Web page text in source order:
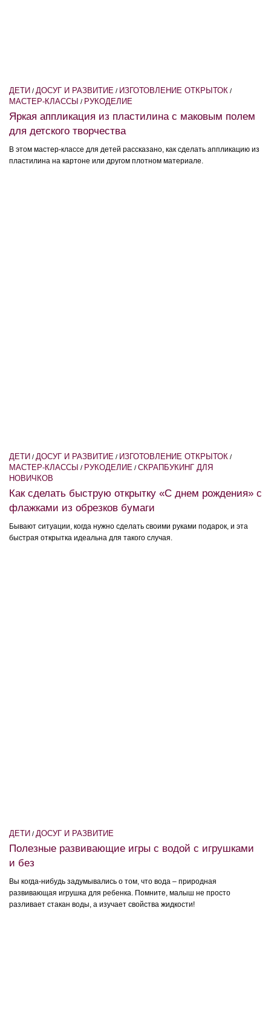
ДЕТИ / ДОСУГ И РАЗВИТИЕ / ИЗГОТОВЛЕНИЕ ОТКРЫТОК /
МАСТЕР-КЛАССЫ / РУКОДЕЛИЕ
Яркая аппликация из пластилина с маковым полем
для детского творчества
В этом мастер-классе для детей рассказано, как сделать аппликацию из
пластилина на картоне или другом плотном материале.
ДЕТИ / ДОСУГ И РАЗВИТИЕ / ИЗГОТОВЛЕНИЕ ОТКРЫТОК /
МАСТЕР-КЛАССЫ / РУКОДЕЛИЕ / СКРАПБУКИНГ ДЛЯ
НОВИЧКОВ
Как сделать быструю открытку «С днем рождения» с
флажками из обрезков бумаги
Бывают ситуации, когда нужно сделать своими руками подарок, и эта
быстрая открытка идеальна для такого случая.
ДЕТИ / ДОСУГ И РАЗВИТИЕ
Полезные развивающие игры с водой с игрушками
и без
Вы когда-нибудь задумывались о том, что вода – природная
развивающая игрушка для ребенка. Помните, малыш не просто
разливает стакан воды, а изучает свойства жидкости!